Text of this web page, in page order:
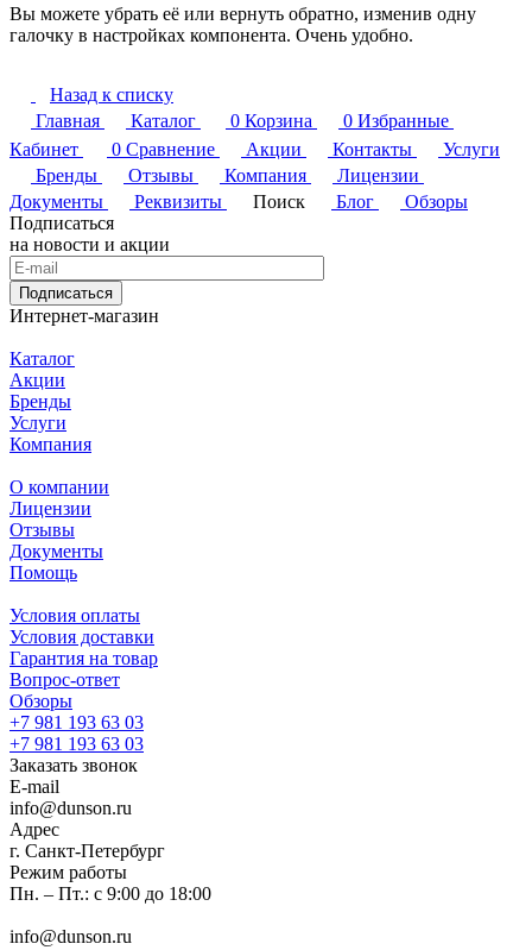
Вы можете убрать её или вернуть обратно, изменив одну
галочку в настройках компонента. Очень удобно.
Назад к списку
Главная
Каталог 0 Корзина 0 Избранные
Кабинет
0 Сравнение Акции Контакты
Услуги
Бренды
Отзывы Компания
Лицензии
Документы
Реквизиты Поиск Блог
Обзоры
Подписаться
на новости и акции
Подписаться
Интернет-магазин
Каталог
Акции
Бренды
Услуги
Компания
О компании
Лицензии
Отзывы
Документы
Помощь
Условия оплаты
Условия доставки
Гарантия на товар
Вопрос-ответ
Обзоры
+7 981 193 63 03
+7 981 193 63 03
Заказать звонок
E-mail
info@dunson.ru
Адрес
г. Санкт-Петербург
Режим работы
Пн. – Пт.: с 9:00 до 18:00
info@dunson.ru